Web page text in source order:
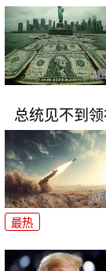
总统见不到
最热